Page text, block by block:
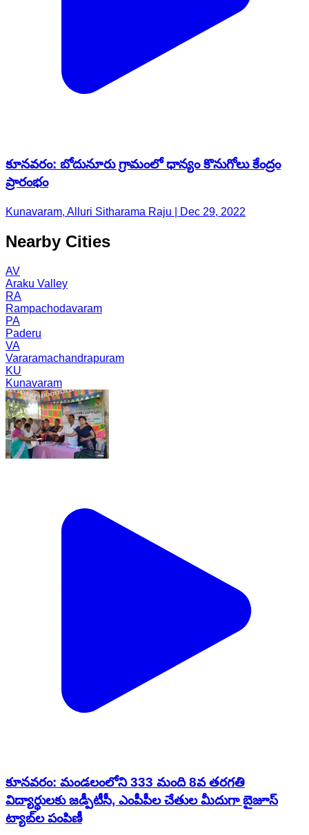
కూనవరం: బోదునూరు గ్రామంలో ధాన్యం కొనుగోలు కేంద్రం
ప్రారంభం
Kunavaram, Alluri Sitharama Raju | Dec 29, 2022
Nearby Cities
AV
Araku Valley
RA
Rampachodavaram
PA
Paderu
VA
Vararamachandrapuram
KU
Kunavaram
కూనవరం: మండలంలోని 333 మంది 8వ తరగతి
విద్యార్థులకు జడ్పీటీసీ, ఎంపీపీల చేతుల మీదుగా బైజూస్
ట్యాబ్‌ల పంపిణీ